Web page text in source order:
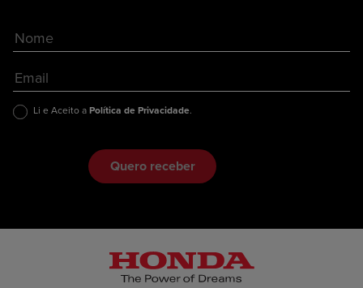
Li e Aceito a Política de Privacidade.